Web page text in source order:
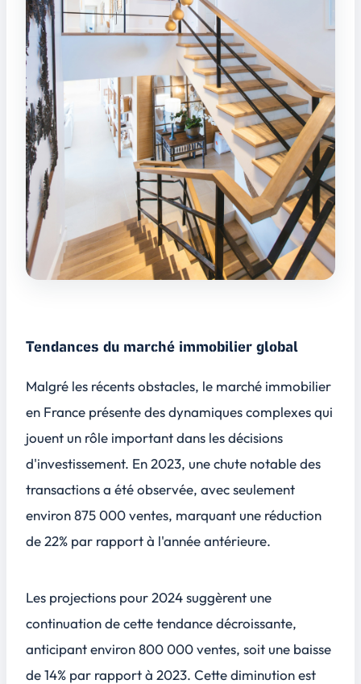
Tendances du marché immobilier global
Malgré les récents obstacles, le marché immobilier
en France présente des dynamiques complexes qui
jouent un rôle important dans les décisions
d'investissement. En 2023, une chute notable des
transactions a été observée, avec seulement
environ 875 000 ventes, marquant une réduction
de 22% par rapport à l'année antérieure.
Les projections pour 2024 suggèrent une
continuation de cette tendance décroissante,
anticipant environ 800 000 ventes, soit une baisse
de 14% par rapport à 2023. Cette diminution est